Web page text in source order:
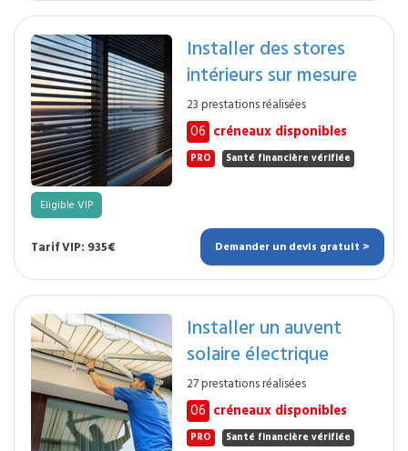
Installer des stores
intérieurs sur mesure
23 prestations réalisées
06 créneaux disponibles
PRO Santé financière vérifiée
Eligible VIP
Tarif VIP: 935€ Demander un devis gratuit >
Installer un auvent
solaire électrique
27 prestations réalisées
06 créneaux disponibles
PRO Santé financière vérifiée